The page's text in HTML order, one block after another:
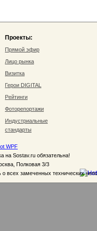
Проекты:
Прямой эфир
Лицо рынка
Визитка
Герои DIGITAL
Рейтинги
Фоторепортажи
Индустриальные
стандарты
WPF
на Sostav.ru обязательна!
Полковая 3/3
всех замеченных технических